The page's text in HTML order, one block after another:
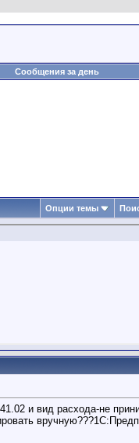
Сообщения за день
Опции темы
и вид расхода-не